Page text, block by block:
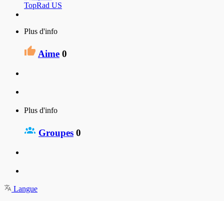
TopRad US
Plus d'info
Aime 0
Plus d'info
Groupes 0
Langue